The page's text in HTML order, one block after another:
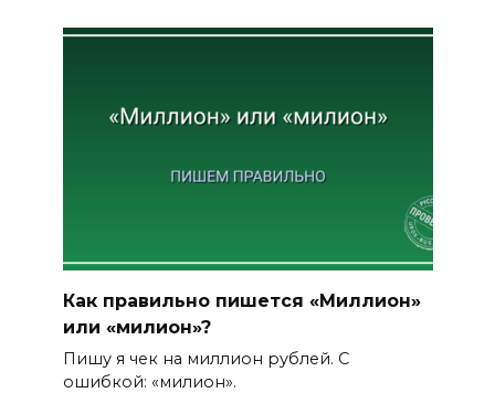
Как правильно пишется «Миллион»
или «милион»?
Пишу я чек на миллион рублей. С
ошибкой: «милион».